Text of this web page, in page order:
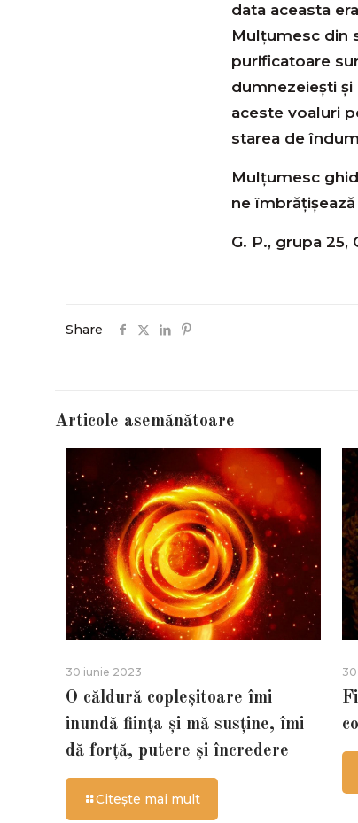
data aceasta
Mulţumesc din
purificatoare
dumnezeiești
aceste voaluri
starea de
Mulţumesc
ne
G. P., grupa 25,
Share
Articole asemănătoare
30 iunie 2023
O căldură copleșitoare îmi
inundă ființa și mă susține, îmi
dă forță, putere și încredere
Citește mai mult